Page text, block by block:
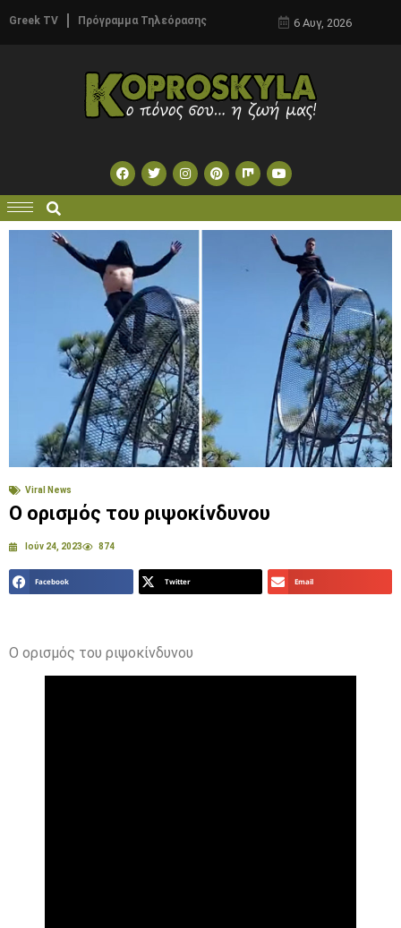
Greek TV Πρόγραμμα Τηλεόρασης 6 Αυγ, 2026
Viral News
Ο ορισμός του ριψοκίνδυνου
Ιούν 24, 2023 874
Facebook Twitter Email
Ο ορισμός του ριψοκίνδυνου